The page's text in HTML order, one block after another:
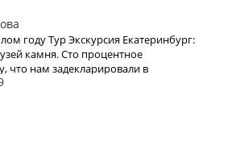
году Тур Экскурсия Екатеринбург:
камня. Сто процентное
что нам задекларировали в
и в этом году воспользоваться их
эта пандемия все испортит.